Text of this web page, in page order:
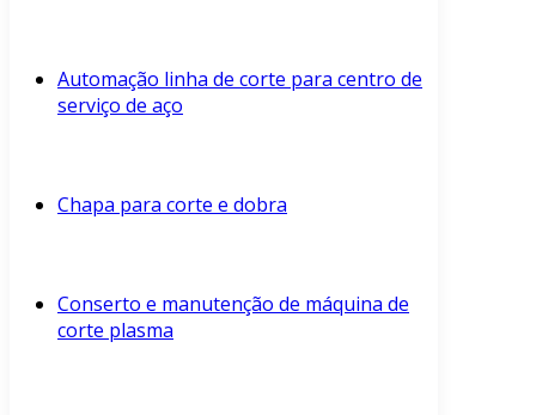
Automação linha de corte para centro de
serviço de aço
Chapa para corte e dobra
Conserto e manutenção de máquina de
corte plasma